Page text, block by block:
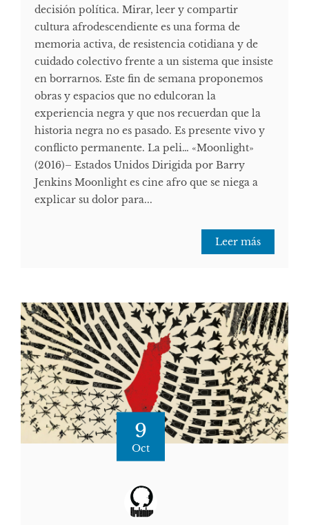
decisión política. Mirar, leer y compartir
cultura afrodescendiente es una forma de
memoria activa, de resistencia cotidiana y de
cuidado colectivo frente a un sistema que insiste
en borrarnos. Este fin de semana proponemos
obras y espacios que no edulcoran la
experiencia negra y que nos recuerdan que la
historia negra no es pasado. Es presente vivo y
conflicto permanente. La peli… «Moonlight»
(2016)– Estados Unidos Dirigida por Barry
Jenkins Moonlight es cine afro que se niega a
explicar su dolor para...
Leer más
9
Oct